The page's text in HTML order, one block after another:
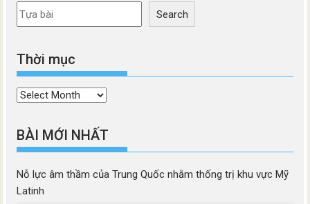
Search
Thời mục
Thời
BÀI MỚI NHẤT
Nỗ lực âm thầm của Trung Quốc nhằm thống trị khu vực Mỹ
Latinh